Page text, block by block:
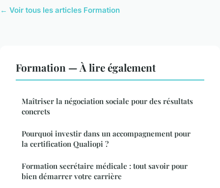
← Voir tous les articles Formation
Formation — À lire également
Maîtriser la négociation sociale pour des résultats
concrets
Pourquoi investir dans un accompagnement pour
la certification Qualiopi ?
Formation secrétaire médicale : tout savoir pour
bien démarrer votre carrière